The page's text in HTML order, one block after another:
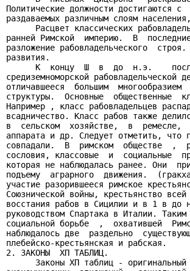
Политические должности достигаются
раздаваемых различным слоям
Расцвет классических
ранней Римской  империю.  В
разложение рабовладельческого
развития.
К  концу  Ш  в  до  н.э.
средиземноморской
отличавшееся  большим
структуры.  Основные  общественные
Например , класс рабовладельцев
всадничество. Класс рабов также
в  сельском  хозяйстве,  в  ремесле,
аппарата и др. Следует отметить, что
совпадали.  В  римском  обществе  ,
сословия, классовые  и  социальные
которая не наблюдалась ранее. Они
подъему  аграрного  движения.
участие разорившееся римское
Союзнической войны, крестьянство
восстания рабов в Сицилии и в 1 в до
руководством Спартака в Италии.
социальной борьбе  ,  охватившей
наблюдалось две  раздельно
плебейско-крестьянская и рабская.
2. ЗАКОНЫ  ХП ТАБЛИЦ.
Законы ХП таблиц -